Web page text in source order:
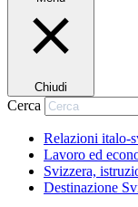
Chiudi
Cerca
Relazioni italo-
Lavoro ed
Svizzera,
Destinazione